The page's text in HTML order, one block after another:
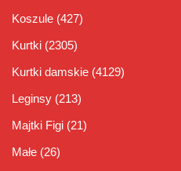
Koszule (427)
Kurtki (2305)
Kurtki damskie (4129)
Leginsy (213)
Majtki Figi (21)
Małe (26)